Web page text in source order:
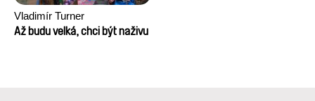
Vladimír Turner
Až budu velká, chci být naživu